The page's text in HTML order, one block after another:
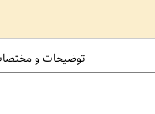
توضیحات و